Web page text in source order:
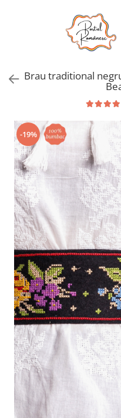
Pijamale Dama Marimi Mari
Pijamale Baieti
Pijamale Fetite
Imbracaminte copii
Imbracaminte Baieti
Brau traditional
-19%